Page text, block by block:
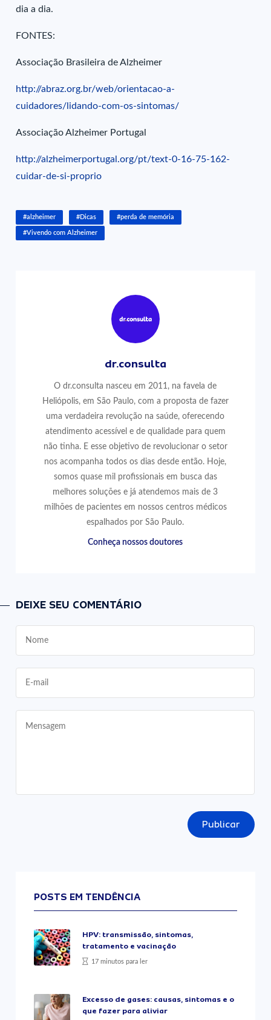
dia a dia.
FONTES:
Associação Brasileira de Alzheimer
http://abraz.org.br/web/orientacao-a-
cuidadores/lidando-com-os-sintomas/
Associação Alzheimer Portugal
http://alzheimerportugal.org/pt/text-0-16-75-162-
cuidar-de-si-proprio
#alzheimer #Dicas #perda de memória
#Vivendo com Alzheimer
dr.consulta
O dr.consulta nasceu em 2011, na favela de
Heliópolis, em São Paulo, com a proposta de fazer
uma verdadeira revolução na saúde, oferecendo
atendimento acessível e de qualidade para quem
não tinha. E esse objetivo de revolucionar o setor
nos acompanha todos os dias desde então. Hoje,
somos quase mil profissionais em busca das
melhores soluções e já atendemos mais de 3
milhões de pacientes em nossos centros médicos
espalhados por São Paulo.
Conheça nossos doutores
DEIXE SEU COMENTÁRIO
Publicar
POSTS EM TENDÊNCIA
HPV: transmissão, sintomas,
tratamento e vacinação
17 minutos para ler
Excesso de gases: causas, sintomas e o
que fazer para aliviar